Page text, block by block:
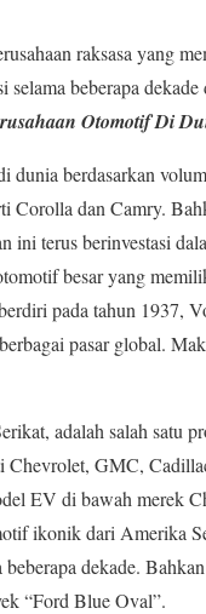
raksasa yang
beberapa
Otomotif Di
dunia berdasarkan
Corolla dan Camry.
ini terus berinvestasi
besar yang
pada tahun 1937,
pasar global.
adalah salah satu
GMC,
EV di bawah merek
ikonik dari Amerika
dekade.
“Ford Blue Oval”.